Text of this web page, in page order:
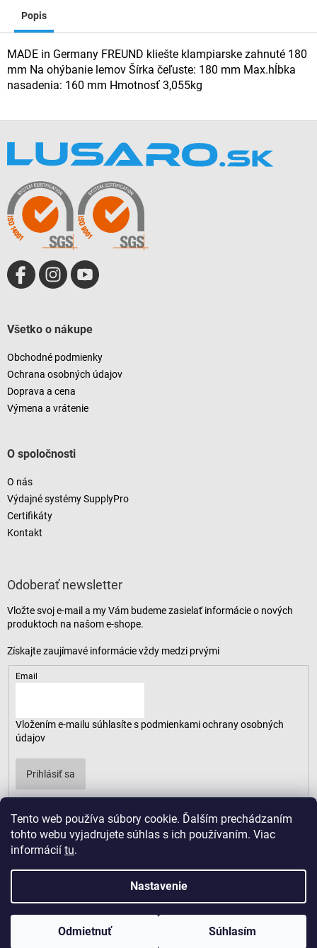
Tento web používa súbory cookie. Ďalším prechádzaním
tohto webu vyjadrujete súhlas s ich používaním. Viac
informácií tu.
Nastavenie
Odmietnuť Súhlasím
Popis
MADE in Germany FREUND kliešte klampiarske zahnuté 180
mm Na ohýbanie lemov Šírka čeľuste: 180 mm Max.hĺbka
nasadenia: 160 mm Hmotnosť 3,055kg
Všetko o nákupe
Obchodné podmienky
Ochrana osobných údajov
Doprava a cena
Výmena a vrátenie
O spoločnosti
O nás
Výdajné systémy SupplyPro
Certifikáty
Kontakt
Odoberať newsletter
Vložte svoj e-mail a my Vám budeme zasielať informácie o nových
produktoch na našom e-shope.
Email
Vložením e-mailu súhlasíte s podmienkami ochrany osobných
údajov
Prihlásiť sa
Copyright 2026 . Všetky práva vyhradené.